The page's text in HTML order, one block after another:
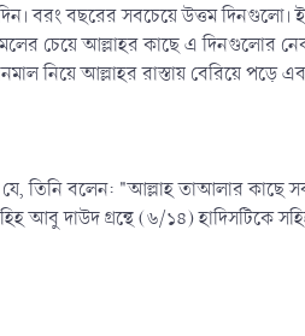
বরং বছরের সবচেয়ে উত্তম দিনগুলো।
চেয়ে আল্লাহর কাছে এ দিনগুলোর
নিয়ে আল্লাহর রাস্তায় বেরিয়ে পড়ে
যে, তিনি বলেন: "আল্লাহ তাআলার
আবু দাউদ গ্রন্থে (৬/১৪) হাদিসটিকে